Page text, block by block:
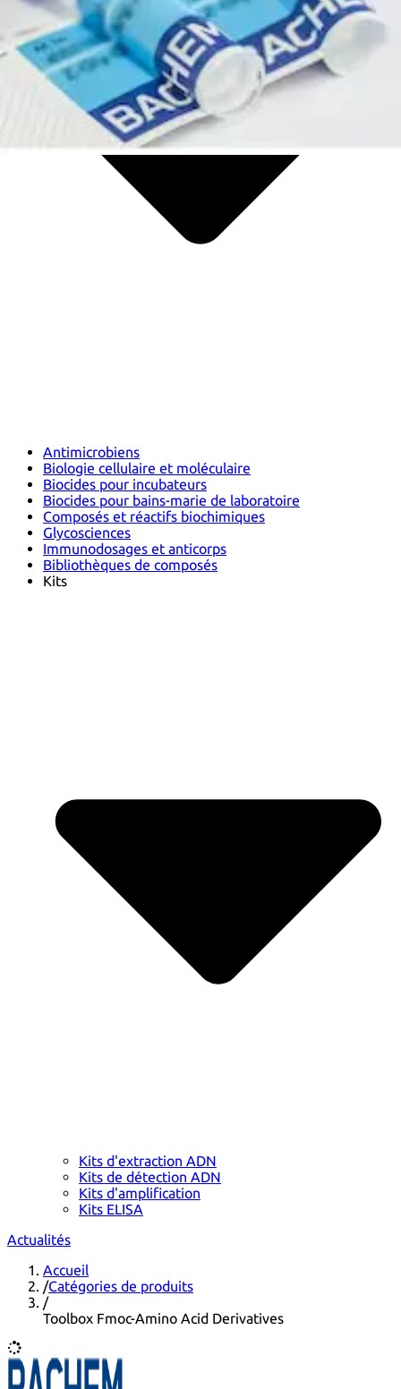
Antimicrobiens
Biologie cellulaire et moléculaire
Biocides pour incubateurs
Biocides pour bains-marie de laboratoire
Composés et réactifs biochimiques
Glycosciences
Immunodosages et anticorps
Bibliothèques de composés
Kits
Kits d'extraction ADN
Kits de détection ADN
Kits d'amplification
Kits ELISA
Actualités
Accueil
/Catégories de produits
/
Toolbox Fmoc-Amino Acid Derivatives